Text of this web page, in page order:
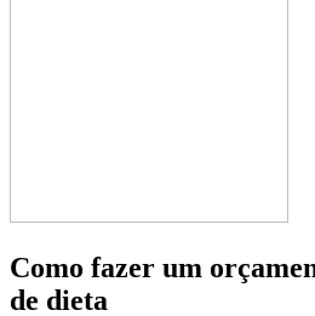
Como fazer um
de dieta